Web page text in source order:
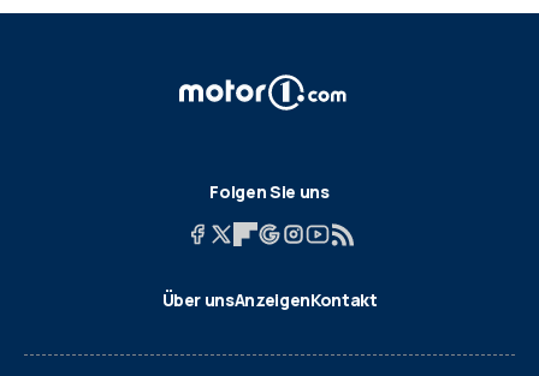
Folgen Sie uns
Über unsAnzeigenKontakt